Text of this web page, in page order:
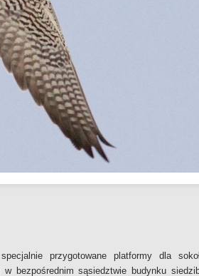
przygotowane platformy dla
bezpośrednim sąsiedztwie budynku